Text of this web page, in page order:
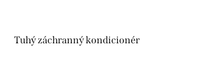
Tuhý záchranný kondicionér